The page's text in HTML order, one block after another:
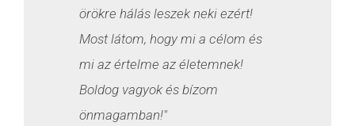
örökre hálás leszek neki ezért!
Most látom, hogy mi a célom és
mi az értelme az életemnek!
Boldog vagyok és bízom
önmagamban!"